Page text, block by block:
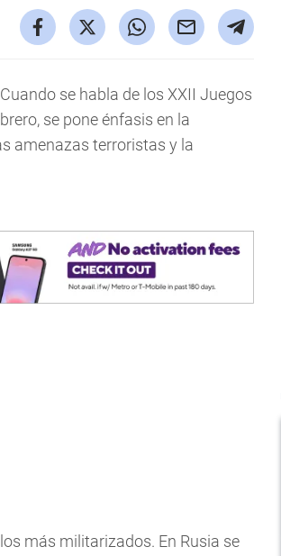
se habla de los XXII Juegos
se pone énfasis en la
amenazas terroristas y la
más militarizados. En Rusia se